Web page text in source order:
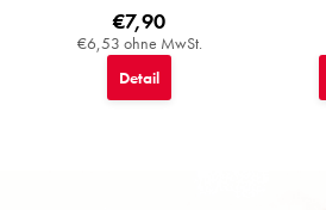
€6,53 ohne MwSt.
€7,90
Detail